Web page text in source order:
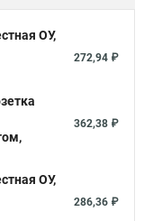
ОУ,
272,94 ₽
362,38 ₽
ОУ,
286,36 ₽